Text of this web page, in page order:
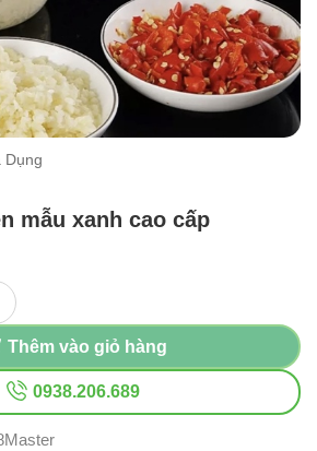
Dụng
mẫu xanh cao cấp
cao cấp số lượng
Thêm vào giỏ hàng
0938.206.689